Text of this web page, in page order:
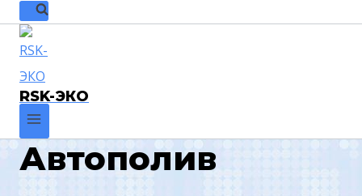
RSK-ЭКО
Автополив